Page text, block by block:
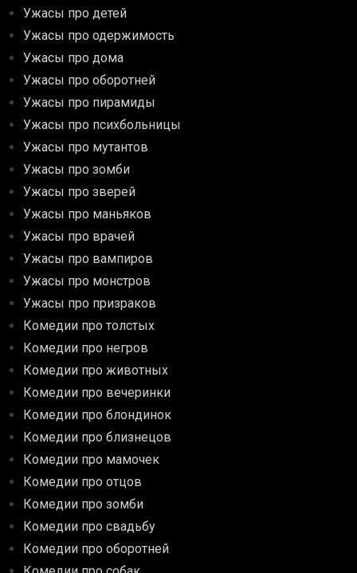
Ужасы про детей
Ужасы про одержимость
Ужасы про дома
Ужасы про оборотней
Ужасы про пирамиды
Ужасы про психбольницы
Ужасы про мутантов
Ужасы про зомби
Ужасы про зверей
Ужасы про маньяков
Ужасы про врачей
Ужасы про вампиров
Ужасы про монстров
Ужасы про призраков
Комедии про толстых
Комедии про негров
Комедии про животных
Комедии про вечеринки
Комедии про блондинок
Комедии про близнецов
Комедии про мамочек
Комедии про отцов
Комедии про зомби
Комедии про свадьбу
Комедии про оборотней